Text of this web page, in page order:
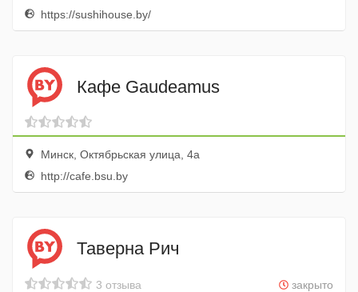
https://sushihouse.by/
Кафе Gaudeamus
Минск, Октябрьская улица, 4а
http://cafe.bsu.by
Таверна Рич
закрыто
3 отзыва